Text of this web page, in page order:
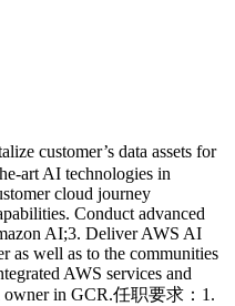
customer’s data assets for
art AI technologies in
cloud journey
Conduct advanced
AI;3. Deliver AWS AI
as well as to the communities
AWS services and
owner in GCR.任职要求：1.